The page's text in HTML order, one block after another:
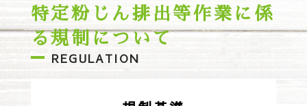
REGULATION
特定粉じん排出等作業に係
る規制について